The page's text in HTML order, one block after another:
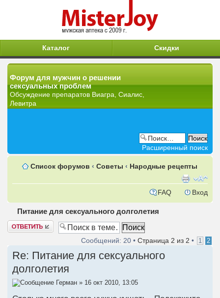
Каталог Скидки
Форум для мужчин о решении
сексуальных проблем
Обсуждение препаратов Виагра, Сиалис,
Левитра
Расширенный поиск
Список форумов ‹ Советы ‹ Народные рецепты
FAQ Вход
Питание для сексуального долголетия
Ответить
Сообщений: 20 • Страница 2 из 2 • 1 2
Re: Питание для сексуального
долголетия
Герман » 16 окт 2010, 13:05